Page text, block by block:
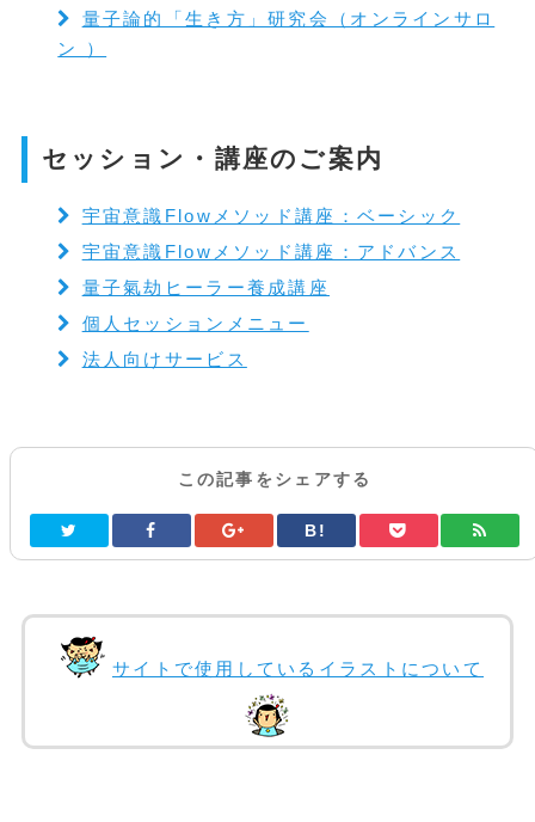
量子論的「生き方」研究会（オンラインサロ
ン ）
セッション・講座のご案内
宇宙意識Flowメソッド講座：ベーシック
宇宙意識Flowメソッド講座：アドバンス
量子氣劫ヒーラー養成講座
個人セッションメニュー
法人向けサービス
この記事をシェアする
B!
サイトで使用しているイラストについて